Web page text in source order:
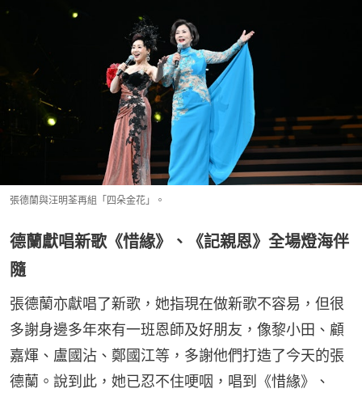
張德蘭與汪明荃再組「四朵金花」。
德蘭獻唱新歌《惜緣》、《記親恩》全場燈海伴
隨
張德蘭亦獻唱了新歌，她指現在做新歌不容易，但很
多謝身邊多年來有一班恩師及好朋友，像黎小田、顧
嘉煇、盧國沾、鄭國江等，多謝他們打造了今天的張
德蘭。說到此，她已忍不住哽咽，唱到《惜緣》、